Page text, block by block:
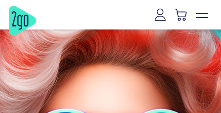
Vilnius Kaunas Klaipėda
Šiauliai Panevėžys
Marijampolė Mažeikiai Alytus
Joniškis Ryga
Talinas Pernu